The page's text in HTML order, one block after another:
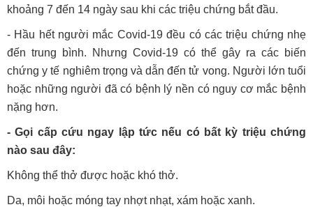
khoảng 7 đến 14 ngày sau khi các triệu chứng bắt đầu.
- Hầu hết người mắc Covid-19 đều có các triệu chứng nhẹ
đến trung bình. Nhưng Covid-19 có thể gây ra các biến
chứng y tế nghiêm trọng và dẫn đến tử vong. Người lớn tuổi
hoặc những người đã có bệnh lý nền có nguy cơ mắc bệnh
nặng hơn.
- Gọi cấp cứu ngay lập tức nếu có bất kỳ triệu chứng
nào sau đây:
Không thể thở được hoặc khó thở.
Da, môi hoặc móng tay nhợt nhạt, xám hoặc xanh.